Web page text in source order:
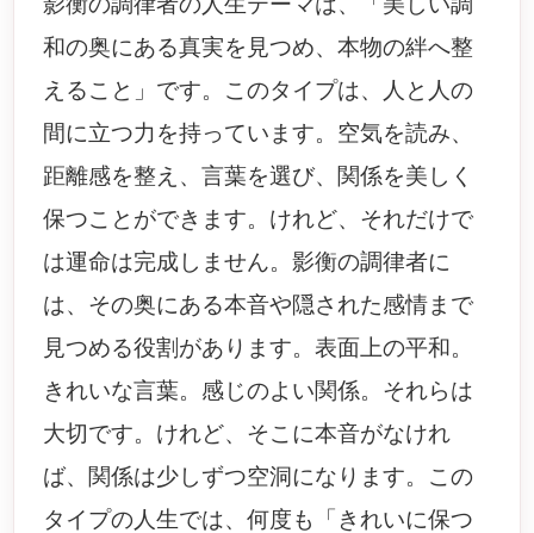
和の奥にある真実を見つめ、本物の絆へ整
えること」です。このタイプは、人と人の
間に立つ力を持っています。空気を読み、
距離感を整え、言葉を選び、関係を美しく
保つことができます。けれど、それだけで
は運命は完成しません。影衡の調律者に
は、その奥にある本音や隠された感情まで
見つめる役割があります。表面上の平和。
きれいな言葉。感じのよい関係。それらは
大切です。けれど、そこに本音がなけれ
ば、関係は少しずつ空洞になります。この
タイプの人生では、何度も「きれいに保つ